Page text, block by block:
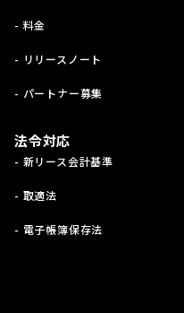
- 料金
- リリースノート
- パートナー募集
法令対応
- 新リース会計基準
- 取適法
- 電子帳簿保存法